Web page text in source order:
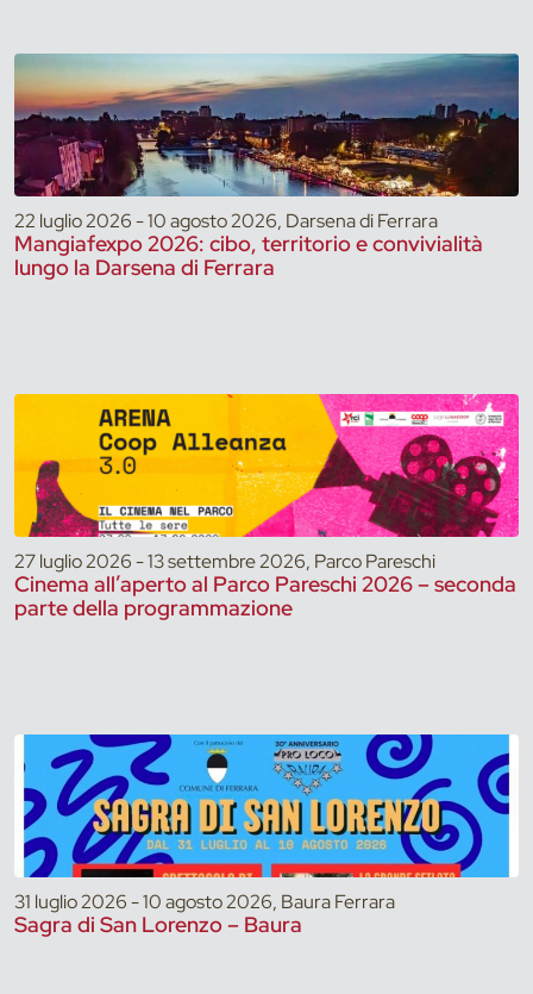
22 luglio 2026 - 10 agosto 2026, Darsena di Ferrara
Mangiafexpo 2026: cibo, territorio e convivialità
lungo la Darsena di Ferrara
27 luglio 2026 - 13 settembre 2026, Parco Pareschi
Cinema all’aperto al Parco Pareschi 2026 – seconda
parte della programmazione
31 luglio 2026 - 10 agosto 2026, Baura Ferrara
Sagra di San Lorenzo – Baura